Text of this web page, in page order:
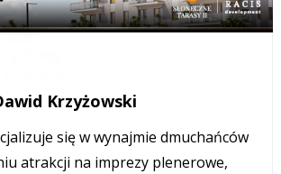
Krzyżowski
się w wynajmie dmuchańców
atrakcji na imprezy plenerowe,